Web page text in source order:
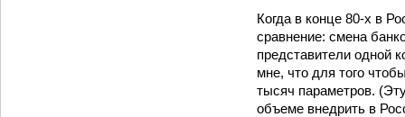
Когда в конце 80-х в
сравнение: смена
представители одной
мне, что для того
тысяч параметров.
объеме внедрить в